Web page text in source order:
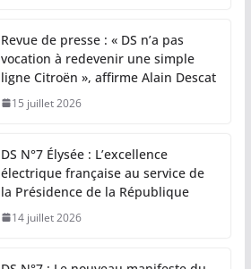
Revue de presse : « DS n’a pas
vocation à redevenir une simple
ligne Citroën », affirme Alain Descat
15 juillet 2026
DS N°7 Élysée : L’excellence
électrique française au service de
la Présidence de la République
14 juillet 2026